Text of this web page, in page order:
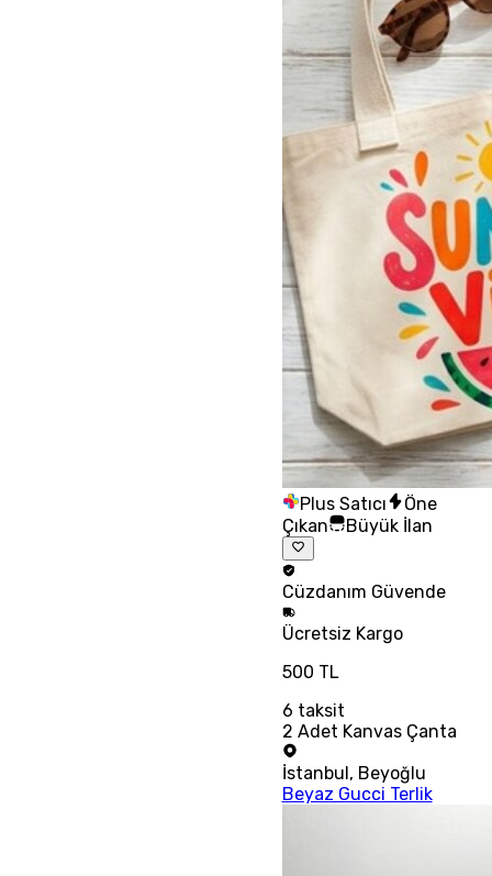
Plus Satıcı
Öne
Çıkan
Büyük İlan
Cüzdanım Güvende
Ücretsiz Kargo
500 TL
6 taksit
2 Adet Kanvas Çanta
İstanbul , Beyoğlu
Beyaz Gucci Terlik